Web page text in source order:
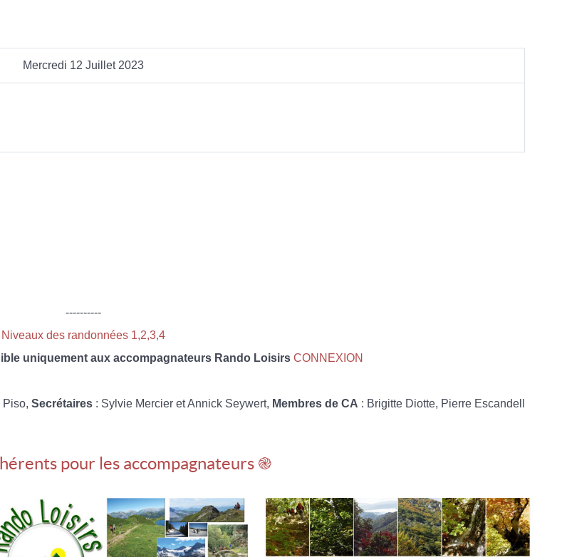
Mercredi 12 Juillet 2023
----------
Niveaux des randonnées 1,2,3,4
uniquement aux accompagnateurs Rando Loisirs CONNEXION
Piso, Secrétaires : Sylvie Mercier et Annick Seywert, Membres de CA : Brigitte Diotte, Pierre Escandell
pour les accompagnateurs ֎